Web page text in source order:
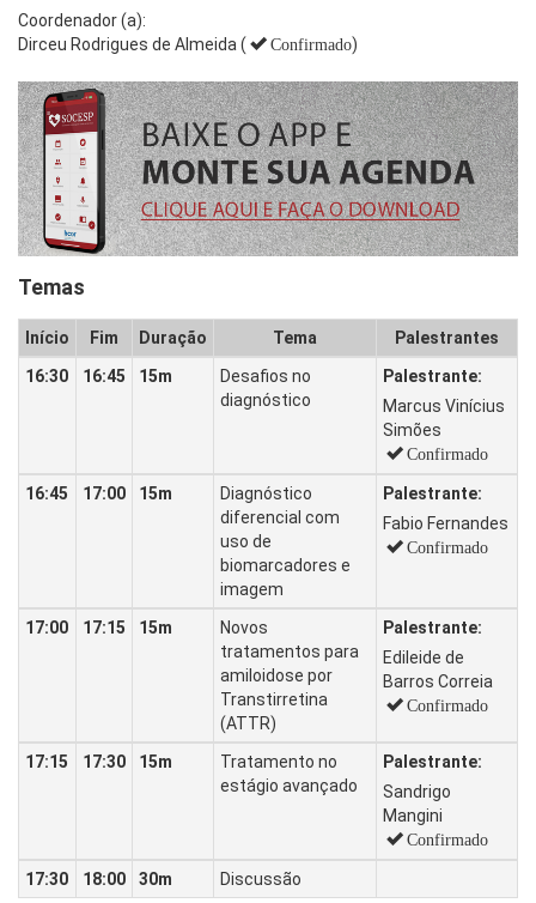
Coordenador (a):
Dirceu Rodrigues de Almeida (
Confirmado)
Temas
Início Fim Duração Tema
Palestrantes
16:30
16:45 15m
Desafios no
diagnóstico
Palestrante:
Marcus Vinícius
Simões
Confirmado
16:45 17:00 15m
Diagnóstico
diferencial com
uso de
biomarcadores e
imagem
Palestrante:
Fabio Fernandes
Confirmado
17:00 17:15 15m
Novos
tratamentos para
amiloidose por
Transtirretina
(ATTR)
Palestrante:
Edileide de
Barros Correia
Confirmado
17:15 17:30 15m
Tratamento no
estágio avançado
Palestrante:
Sandrigo
Mangini
Confirmado
17:30 18:00 30m Discussão